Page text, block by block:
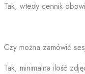
Tak, wtedy cennik
Czy można zamówić
Tak, minimalna ilość